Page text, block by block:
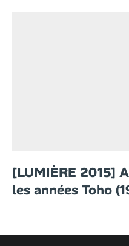
[LUMIÈRE 2015]
les années Toho